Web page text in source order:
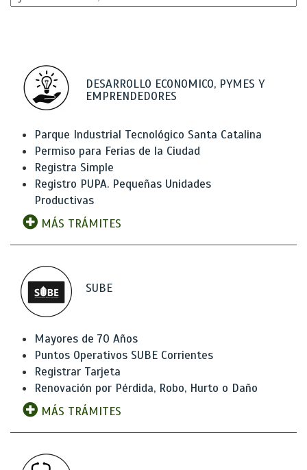
DESARROLLO ECONOMICO, PYMES Y
EMPRENDEDORES
Parque Industrial Tecnológico Santa Catalina
Permiso para Ferias de la Ciudad
Registra Simple
Registro PUPA. Pequeñas Unidades
Productivas
MÁS TRÁMITES
SUBE
Mayores de 70 Años
Puntos Operativos SUBE Corrientes
Registrar Tarjeta
Renovación por Pérdida, Robo, Hurto o Daño
MÁS TRÁMITES